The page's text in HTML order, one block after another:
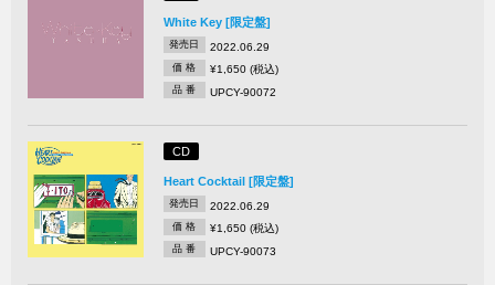
White Key [限定盤]
発売日 2022.06.29
価 格 ¥1,650 (税込)
品 番 UPCY-90072
CD
Heart Cocktail [限定盤]
発売日 2022.06.29
価 格 ¥1,650 (税込)
品 番 UPCY-90073